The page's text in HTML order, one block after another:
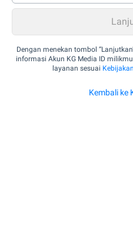
Dengan menekan tombol
informasi Akun KG Media ID
layanan sesuai
Kembali ke